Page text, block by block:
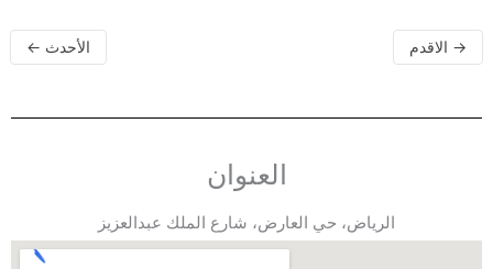
→ الاقدم الأحدث ←
العنوان
الرياض، حي العارض، شارع الملك عبدالعزيز